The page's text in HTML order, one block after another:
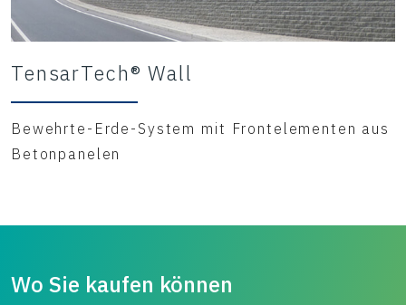
TensarTech® Wall
Bewehrte-Erde-System mit Frontelementen aus
Betonpanelen
Wo Sie kaufen können